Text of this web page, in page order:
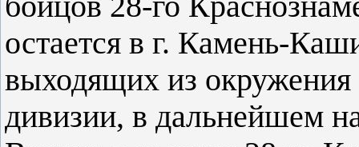
остается в г. Камень-
выходящих из окружения
дивизии, в дальнейшем